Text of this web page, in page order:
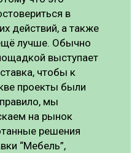
в
действий, а также
лучше. Обычно
выступает
чтобы к
проекты были
мы
на рынок
решения
“Мебель”,